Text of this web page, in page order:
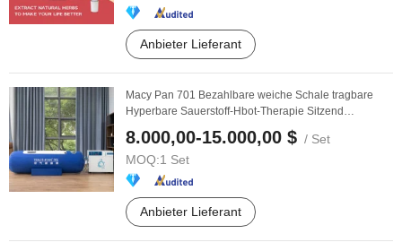
Anbieter Lieferant
Macy Pan 701 Bezahlbare weiche Schale tragbare
Hyperbare Sauerstoff-Hbot-Therapie Sitzend
8.000,00-15.000,00 $ / Set
MOQ:1 Set
Anbieter Lieferant